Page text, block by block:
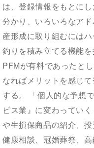
は、登録情報をもとに
分かり、いろいろなア
産形成に取り組むには
釣りを積み立てる機能を
PFMが有料であったと
なればメリットを感じ
する。 「個人的な予想
ビス業』に変わってい
や生損保商品の紹介、
健康相談、冠婚葬祭、